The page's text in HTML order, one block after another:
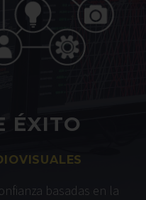
ÉXITO
basadas en la